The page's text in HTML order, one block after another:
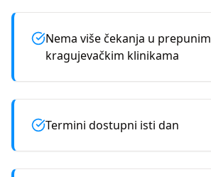
Nema više čekanja u prepunim
kragujevačkim klinikama
Termini dostupni isti dan